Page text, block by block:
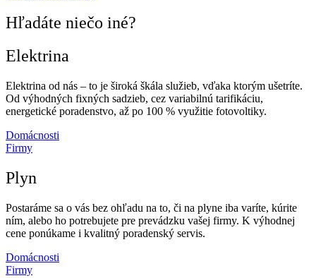
Hľadáte niečo iné?
Elektrina
Elektrina od nás – to je široká škála služieb, vďaka ktorým ušetríte.
Od výhodných fixných sadzieb, cez variabilnú tarifikáciu,
energetické poradenstvo, až po 100 % využitie fotovoltiky.
Domácnosti
Firmy
Plyn
Postaráme sa o vás bez ohľadu na to, či na plyne iba varíte, kúrite
ním, alebo ho potrebujete pre prevádzku vašej firmy. K výhodnej
cene ponúkame i kvalitný poradenský servis.
Domácnosti
Firmy